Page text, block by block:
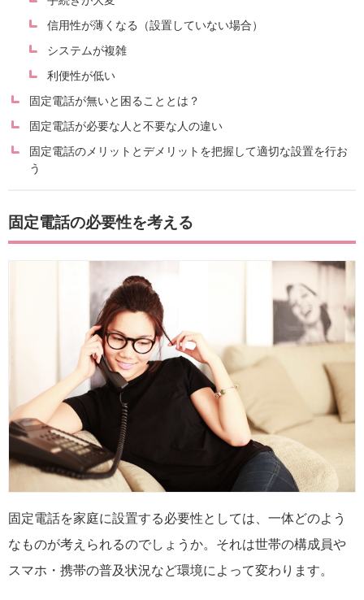
信用性が薄くなる（設置していない場合）
システムが複雑
利便性が低い
固定電話が無いと困ることとは？
固定電話が必要な人と不要な人の違い
固定電話のメリットとデメリットを把握して適切な設置を行お
う
固定電話の必要性を考える
固定電話を家庭に設置する必要性としては、一体どのよう
なものが考えられるのでしょうか。それは世帯の構成員や
スマホ・携帯の普及状況など環境によって変わります。